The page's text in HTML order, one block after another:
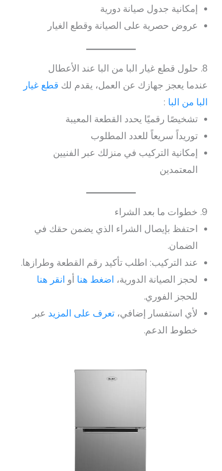
إمكانية جدول صيانة دورية
عروض حصرية على الصيانة وقطع الغيار
8. حلول قطع غيار البا من البا عند الأعطال
عندما يعجز جهازك عن العمل، يقدم لك قطع غيار
البا من البا :
تشخيصًا رقميًا يحدد القطعة المعيبة
توريداً سريعاً للعدد المطلوب
إمكانية التركيب في منزلك عبر الفنيين
المعتمدين
9. خطوات ما بعد الشراء
احتفظ بإيصال الشراء الذي يضمن حقك في
الضمان.
عند التركيب: اطلب تأكيد رقم القطعة وطرازها.
لحجز الصيانة الدورية، اضغط هنا أو انقر هنا
للحجز الفوري.
لأي استفسار إضافي،تعرف على المزيد عبر
خطوط الدعم.